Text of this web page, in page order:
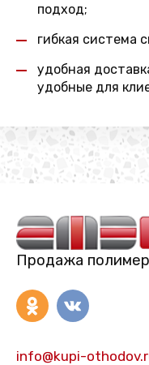
подход;
гибкая система
удобная
удобные для
Продажа
info@kupi-